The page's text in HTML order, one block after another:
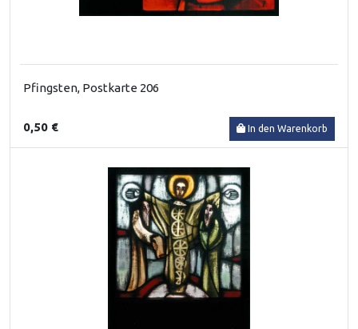
Pfingsten, Postkarte 206
0,50 € In den Warenkorb